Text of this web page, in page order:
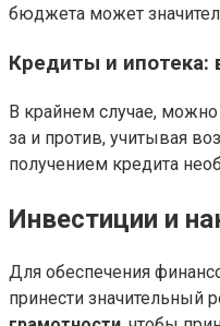
бюджета может
Кредиты и ипотека:
В крайнем случае, можно
за и против, учитывая
получением кредита
Инвестиции и
Для обеспечения
принести значительный